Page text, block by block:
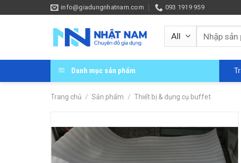
to
info@giadungnhatnam.com 093 1919 959
Tìm
kiếm:
Danh mục sản phẩm
Trang chủ / Sản phẩm / Thiết bị & dụng cụ buffet